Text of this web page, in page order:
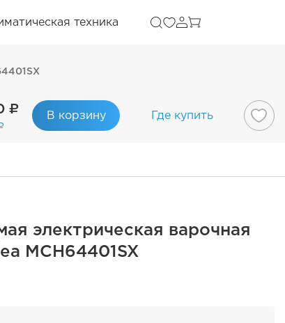
техника
₽ В корзину Где купить
электрическая варочная
MCH64401SX